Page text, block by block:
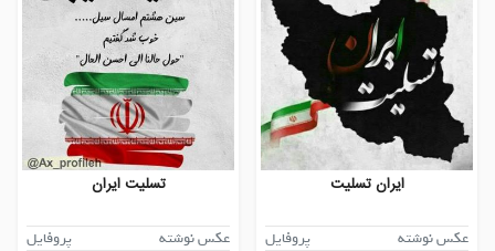
ایران تسلیت
عکس نوشته
پروفایل
تسلیت ایران
عکس نوشته
پروفایل